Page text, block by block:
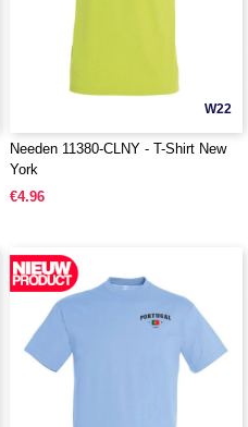
W22
Needen 11380-CLNY - T-Shirt New
York
€4.96